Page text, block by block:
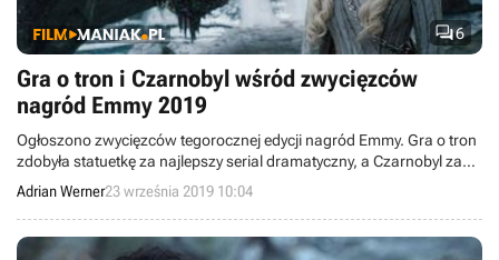
6
Gra o tron i Czarnobyl wśród zwycięzców
nagród Emmy 2019
Ogłoszono zwycięzców tegorocznej edycji nagród Emmy. Gra o tron
zdobyła statuetkę za najlepszy serial dramatyczny, a Czarnobyl za
najlepszy miniserial.
Adrian Werner23 września 2019 10:04